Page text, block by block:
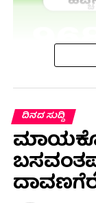
ದಿನದ ಸುದ್ದಿ